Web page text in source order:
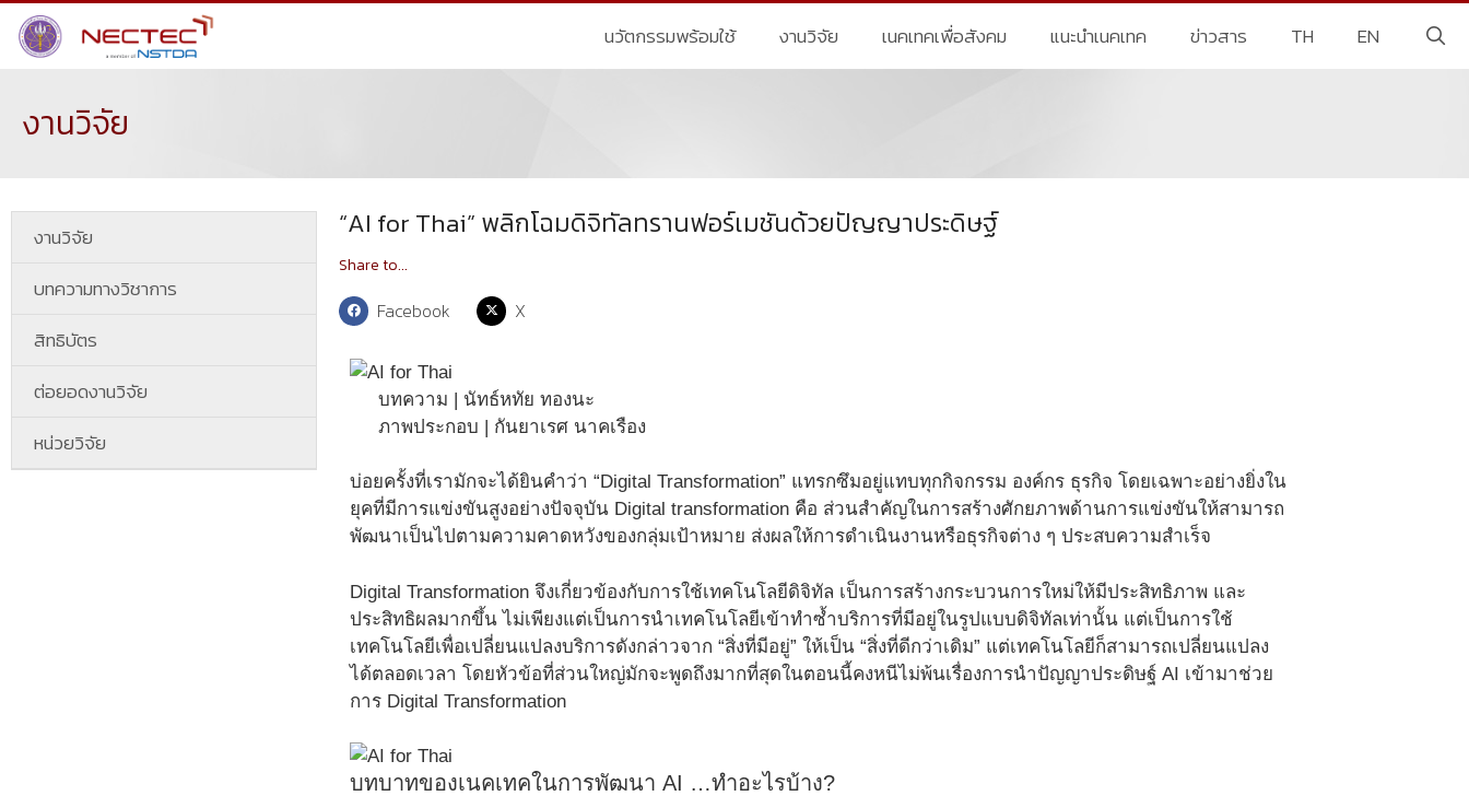
นวัตกรรมพร้อมใช้ งานวิจัย เนคเทคเพื่อสังคม แนะนำเนคเทค ข่าวสาร TH EN
งานวิจัย
งานวิจัย
บทความทางวิชาการ
สิทธิบัตร
ต่อยอดงานวิจัย
หน่วยวิจัย
“AI for Thai” พลิกโฉมดิจิทัลทรานฟอร์เมชันด้วยปัญญาประดิษฐ์
Share to...
Facebook X
บทความ | นัทธ์หทัย ทองนะ
ภาพประกอบ | กันยาเรศ นาคเรือง
บ่อยครั้งที่เรามักจะได้ยินคำว่า “Digital Transformation” แทรกซึมอยู่แทบทุกกิจกรรม องค์กร ธุรกิจ โดยเฉพาะอย่างยิ่งใน
ยุคที่มีการแข่งขันสูงอย่างปัจจุบัน Digital transformation คือ ส่วนสำคัญในการสร้างศักยภาพด้านการแข่งขันให้สามารถ
พัฒนาเป็นไปตามความคาดหวังของกลุ่มเป้าหมาย ส่งผลให้การดำเนินงานหรือธุรกิจต่าง ๆ ประสบความสำเร็จ
Digital Transformation จึงเกี่ยวข้องกับการใช้เทคโนโลยีดิจิทัล เป็นการสร้างกระบวนการใหม่ให้มีประสิทธิภาพ และ
ประสิทธิผลมากขึ้น ไม่เพียงแต่เป็นการนำเทคโนโลยีเข้าทำซ้ำบริการที่มีอยู่ในรูปแบบดิจิทัลเท่านั้น แต่เป็นการใช้
เทคโนโลยีเพื่อเปลี่ยนแปลงบริการดังกล่าวจาก “สิ่งที่มีอยู่” ให้เป็น “สิ่งที่ดีกว่าเดิม” แต่เทคโนโลยีก็สามารถเปลี่ยนแปลง
ได้ตลอดเวลา โดยหัวข้อที่ส่วนใหญ่มักจะพูดถึงมากที่สุดในตอนนี้คงหนีไม่พ้นเรื่องการนำปัญญาประดิษฐ์ AI เข้ามาช่วย
การ Digital Transformation
บทบาทของเนคเทคในการพัฒนา AI …ทำอะไรบ้าง?